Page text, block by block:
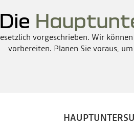
vorgeschrieben. Wir
vorbereiten. Planen Sie voraus,